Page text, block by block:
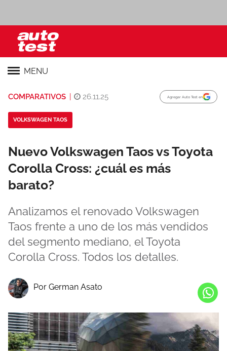
MENU
COMPARATIVOS 26.11.25 Agregar Auto Test en
VOLKSWAGEN TAOS
Nuevo Volkswagen Taos vs Toyota
Corolla Cross: ¿cuál es más
barato?
Analizamos el renovado Volkswagen
Taos frente a uno de los más vendidos
del segmento mediano, el Toyota
Corolla Cross. Todos los detalles.
Por German Asato